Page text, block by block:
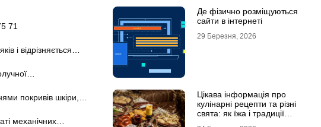
71
і відрізняється…
покривів шкіри,…
механічних…
Де фізично розміщуються
сайти в інтернеті
29 Березня, 2026
Цікава інформація про
кулінарні рецепти та різні
свята: як їжа і традиції